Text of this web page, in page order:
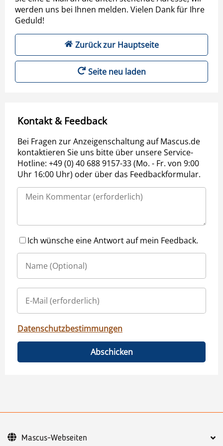
werden uns bei Ihnen melden. Vielen Dank für Ihre
Geduld!
Zurück zur Hauptseite
Seite neu laden
Kontakt & Feedback
Bei Fragen zur Anzeigenschaltung auf Mascus.de
kontaktieren Sie uns bitte über unsere Service-
Hotline: +49 (0) 40 688 9157-33 (Mo. - Fr. von 9:00
Uhr 16:00 Uhr) oder über das Feedbackformular.
Ich wünsche eine Antwort auf mein Feedback.
Datenschutzbestimmungen
Abschicken
Mascus-Webseiten